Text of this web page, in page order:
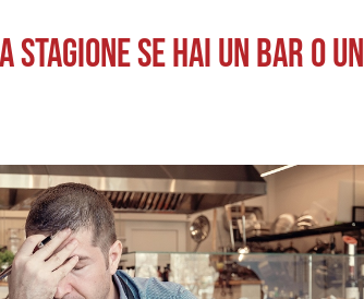
se hai un Bar o un